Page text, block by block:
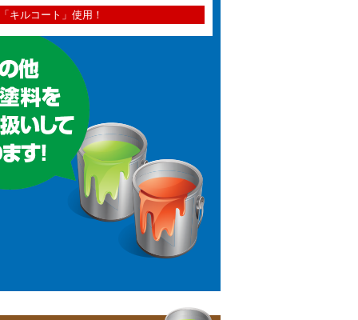
キルコート」使用！